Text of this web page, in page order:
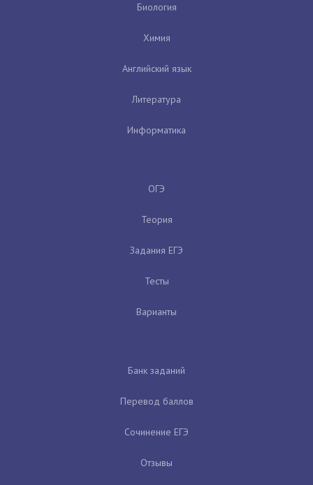
Биология
Химия
Английский язык
Литература
Информатика
ОГЭ
Теория
Задания ЕГЭ
Тесты
Варианты
Банк заданий
Перевод баллов
Сочинение ЕГЭ
Отзывы